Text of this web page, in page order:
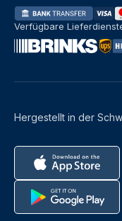
Hergestellt in der
Verfügbare